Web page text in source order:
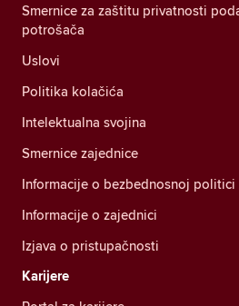
Smernice za zaštitu privatnosti
potrošača
Uslovi
Politika kolačića
Intelektualna svojina
Smernice zajednice
Informacije o bezbednosnoj
Informacije o zajednici
Izjava o pristupačnosti
Karijere